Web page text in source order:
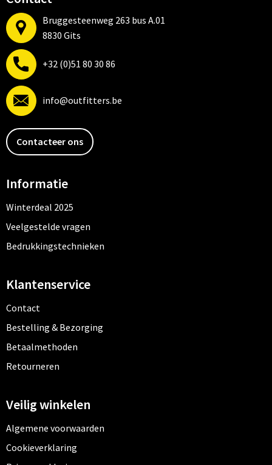
Bruggesteenweg 263 bus A.01
8830 Gits
+32 (0)51 80 30 86
info@outfitters.be
Contacteer ons
Informatie
Winterdeal 2025
Veelgestelde vragen
Bedrukkingstechnieken
Klantenservice
Contact
Bestelling & Bezorging
Betaalmethoden
Retourneren
Veilig winkelen
Algemene voorwaarden
Cookieverklaring